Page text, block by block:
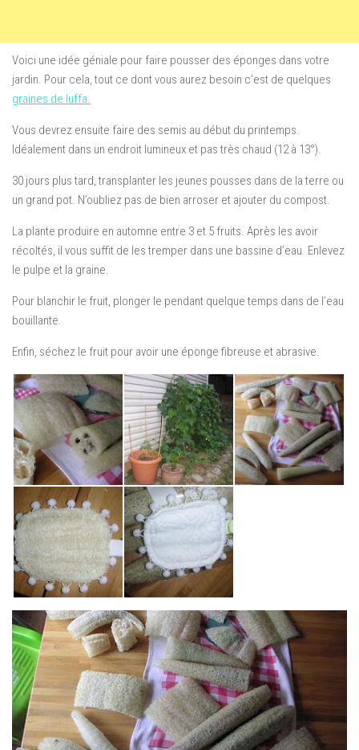
Voici une idée géniale pour faire pousser des éponges dans votre
jardin. Pour cela, tout ce dont vous aurez besoin c’est de quelques
graines de luffa.
Vous devrez ensuite faire des semis au début du printemps.
Idéalement dans un endroit lumineux et pas très chaud (12 à 13°).
30 jours plus tard, transplanter les jeunes pousses dans de la terre ou
un grand pot. N’oubliez pas de bien arroser et ajouter du compost.
La plante produire en automne entre 3 et 5 fruits. Après les avoir
récoltés, il vous suffit de les tremper dans une bassine d’eau. Enlevez
le pulpe et la graine.
Pour blanchir le fruit, plonger le pendant quelque temps dans de l’eau
bouillante.
Enfin, séchez le fruit pour avoir une éponge fibreuse et abrasive.